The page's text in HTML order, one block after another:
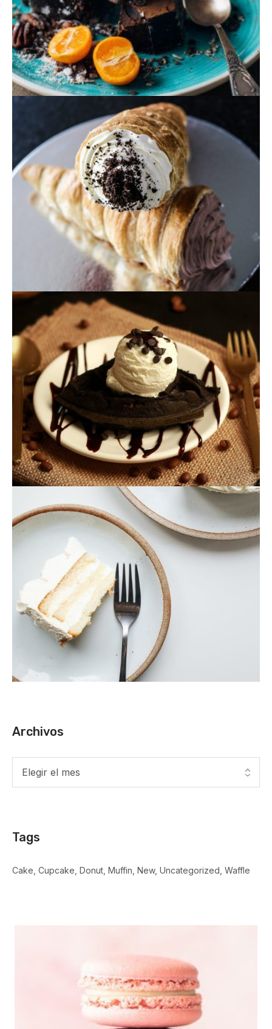
Archivos
Tags
Cake Cupcake Donut Muffin New Uncategorized Waffle